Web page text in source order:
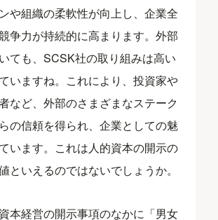
や組織の柔軟性が向上し、企業全
争力が持続的に高まります。外部
ても、SCSK社の取り組みは高い
いますね。これにより、投資家や
など、外部のさまざまなステーク
の信頼を得られ、企業としての魅
います。これは人的資本の開示の
といえるのではないでしょうか。
本経営の開示事項のなかに「男女